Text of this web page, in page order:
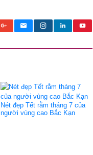
Nét đẹp Tết rằm tháng 7 của
người vùng cao Bắc Kạn